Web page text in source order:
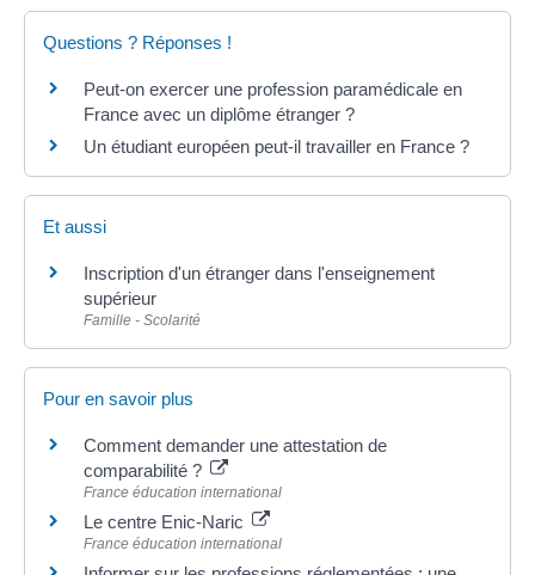
Questions ? Réponses !
Peut-on exercer une profession paramédicale en
France avec un diplôme étranger ?
Un étudiant européen peut-il travailler en France ?
Et aussi
Inscription d'un étranger dans l'enseignement
supérieur
Famille - Scolarité
Pour en savoir plus
Comment demander une attestation de
comparabilité ?
France éducation international
Le centre Enic-Naric
France éducation international